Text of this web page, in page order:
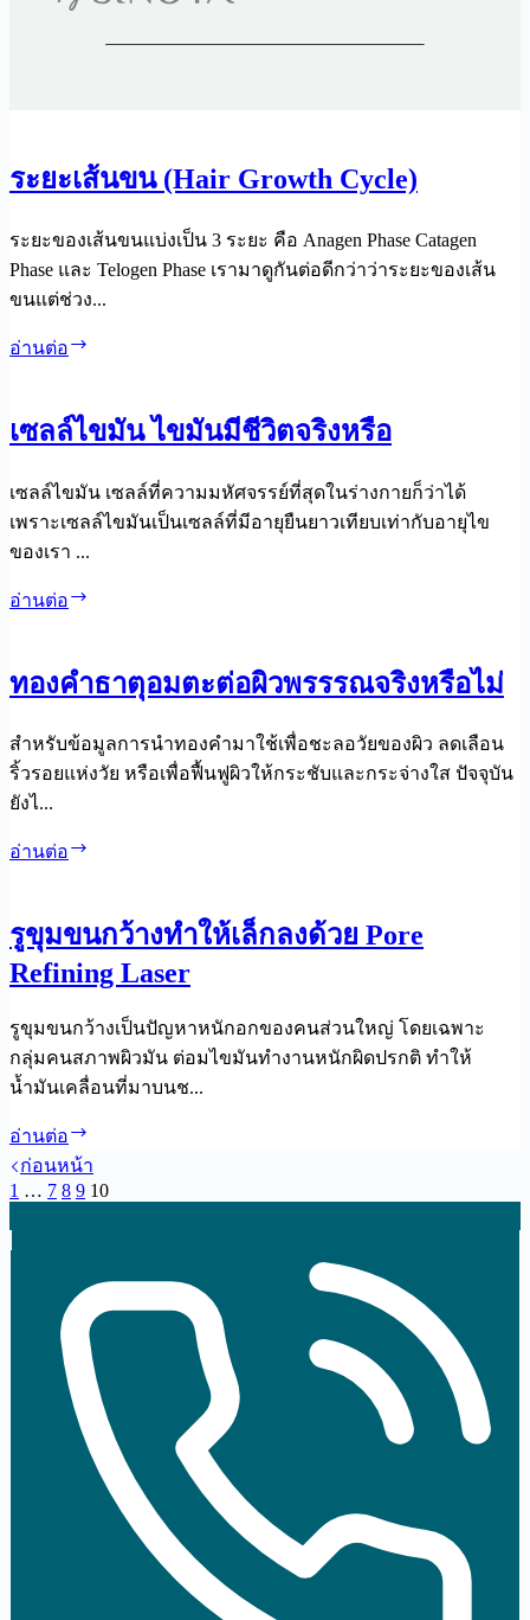
ระยะเส้นขน (Hair Growth Cycle)
ระยะของเส้นขนแบ่งเป็น 3 ระยะ คือ Anagen Phase Catagen
Phase และ Telogen Phase เรามาดูกันต่อดีกว่าว่าระยะของเส้น
ขนแต่ช่วง...
อ่านต่อ
(Hair
Growth
เซลล์ไขมัน ไขมันมีชีวิตจริงหรือ
เซลล์ไขมัน เซลล์ที่ความมหัศจรรย์ที่สุดในร่างกายก็ว่าได้
เพราะเซลล์ไขมันเป็นเซลล์ที่มีอายุยืนยาวเทียบเท่ากับอายุไข
ของเรา ...
อ่านต่อ
ไข
มี
ชีวิต
ทองคำธาตุอมตะต่อผิวพรรรณจริงหรือไม่
สำหรับข้อมูลการนำทองคำมาใช้เพื่อชะลอวัยของผิว ลดเลือน
ริ้วรอยแห่งวัย หรือเพื่อฟื้นฟูผิวให้กระชับและกระจ่างใส ปัจจุบัน
ยังไ...
อ่านต่อ
ต่อ
ผิว
รณ
จริง
หรือ
รูขุมขนกว้างทำให้เล็กลงด้วย Pore
Refining Laser
รูขุมขนกว้างเป็นปัญหาหนักอกของคนส่วนใหญ่ โดยเฉพาะ
กลุ่มคนสภาพผิวมัน ต่อมไขมันทำงานหนักผิดปรกติ ทำให้
น้ำมันเคลื่อนที่มาบนช...
อ่านต่อ
ขุม
ขน
เล็ก
ลง
ด้วย
Pore
Refining
Laser
ก่อนหน้า
1 … 7 8 9 10